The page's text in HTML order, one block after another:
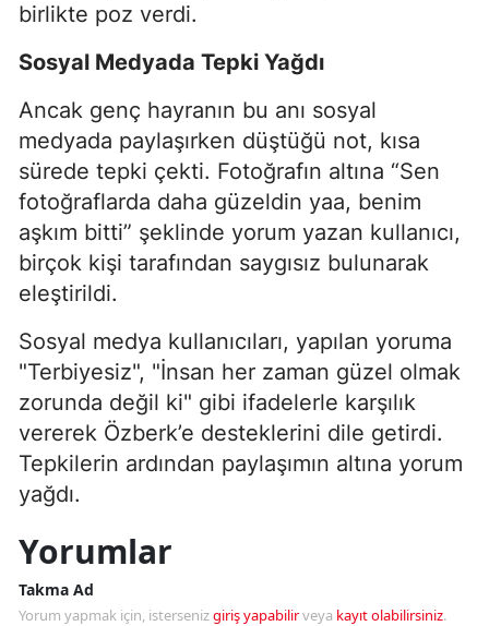
birlikte poz verdi.
Sosyal Medyada Tepki Yağdı
Ancak genç hayranın bu anı sosyal
medyada paylaşırken düştüğü not, kısa
sürede tepki çekti. Fotoğrafın altına “Sen
fotoğraflarda daha güzeldin yaa, benim
aşkım bitti” şeklinde yorum yazan kullanıcı,
birçok kişi tarafından saygısız bulunarak
eleştirildi.
Sosyal medya kullanıcıları, yapılan yoruma
"Terbiyesiz", "İnsan her zaman güzel olmak
zorunda değil ki" gibi ifadelerle karşılık
vererek Özberk’e desteklerini dile getirdi.
Tepkilerin ardından paylaşımın altına yorum
yağdı.
Yorumlar
Takma Ad
Yorum yapmak için, istersenizgiriş yapabilirveya kayıt olabilirsiniz.